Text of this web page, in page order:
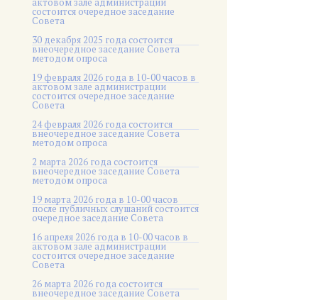
состоится очередное заседание
Совета
30 декабря 2025 года состоится
внеочередное заседание Совета
методом опроса
19 февраля 2026 года в 10-00 часов в
актовом зале администрации
состоится очередное заседание
Совета
24 февраля 2026 года состоится
внеочередное заседание Совета
методом опроса
2 марта 2026 года состоится
внеочередное заседание Совета
методом опроса
19 марта 2026 года в 10-00 часов
после публичных слушаний состоится
очередное заседание Совета
16 апреля 2026 года в 10-00 часов в
актовом зале администрации
состоится очередное заседание
Совета
26 марта 2026 года состоится
внеочередное заседание Совета